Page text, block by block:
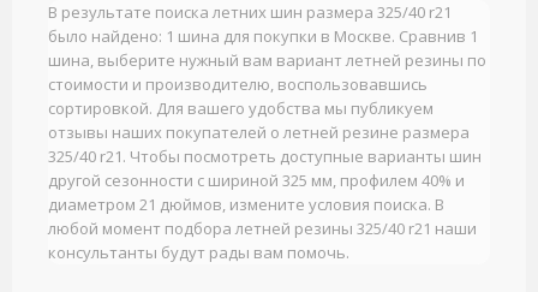
В результате поиска летних шин размера 325/40 r21
было найдено: 1 шина для покупки в Москве. Сравнив 1
шина, выберите нужный вам вариант летней резины по
стоимости и производителю, воспользовавшись
сортировкой. Для вашего удобства мы публикуем
отзывы наших покупателей о летней резине размера
325/40 r21. Чтобы посмотреть доступные варианты шин
другой сезонности с шириной 325 мм, профилем 40% и
диаметром 21 дюймов, измените условия поиска. В
любой момент подбора летней резины 325/40 r21 наши
консультанты будут рады вам помочь.